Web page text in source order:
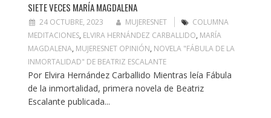
SIETE VECES MARÍA MAGDALENA
24 OCTUBRE, 2023 MUJERESNET
COLUMNA
MEDITACIONES, ELVIRA HERNÁNDEZ CARBALLIDO, MARÍA
MAGDALENA, MUJERESNET OPINIÓN, NOVELA "FÁBULA DE LA
INMORTALIDAD" DE BEATRIZ ESCALANTE
Por Elvira Hernández Carballido Mientras leía Fábula
de la inmortalidad, primera novela de Beatriz
Escalante publicada...